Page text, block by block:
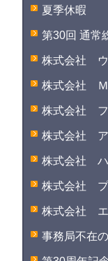
夏季休暇
第30回 通常
株式会社 ウ
株式会社 Ｍ
株式会社 フ
株式会社 ア
株式会社 ハ
株式会社 プ
株式会社 エ
事務局不在